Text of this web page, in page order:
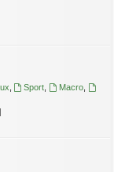
Sport Macro